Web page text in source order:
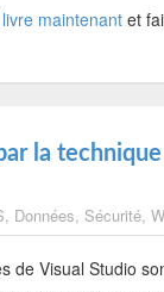
maintenant et
la
, Données, Sécurité,
de Visual Studio